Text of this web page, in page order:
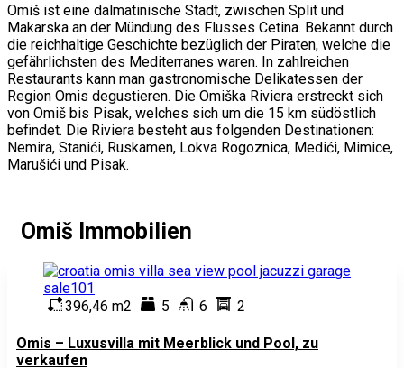
Omiš ist eine dalmatinische Stadt, zwischen Split und
Makarska an der Mündung des Flusses Cetina. Bekannt durch
die reichhaltige Geschichte bezüglich der Piraten, welche die
gefährlichsten des Mediterranes waren. In zahlreichen
Restaurants kann man gastronomische Delikatessen der
Region Omis degustieren. Die Omiška Riviera erstreckt sich
von Omiš bis Pisak, welches sich um die 15 km südöstlich
befindet. Die Riviera besteht aus folgenden Destinationen:
Nemira, Stanići, Ruskamen, Lokva Rogoznica, Medići, Mimice,
Marušići und Pisak.
Omiš Immobilien
396,46 m2 5 6 2
Omis – Luxusvilla mit Meerblick und Pool, zu
verkaufen